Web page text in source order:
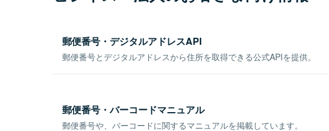
郵便番号・デジタルアドレスAPI
郵便番号とデジタルアドレスから住所を取得できる公式APIを提供。
郵便番号・バーコードマニュアル
郵便番号や、バーコードに関するマニュアルを掲載しています。